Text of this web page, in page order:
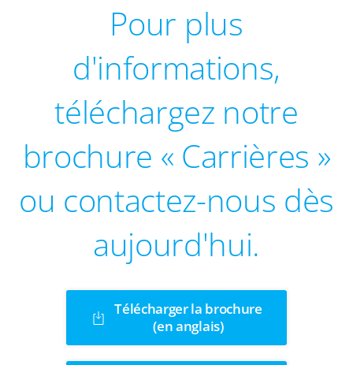
Pour plus
d'informations,
téléchargez notre
brochure « Carrières »
ou contactez-nous dès
aujourd'hui.
Télécharger la brochure
(en anglais)